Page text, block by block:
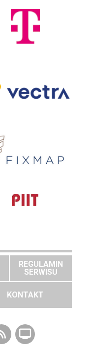
REGULAMIN
SERWISU
KONTAKT